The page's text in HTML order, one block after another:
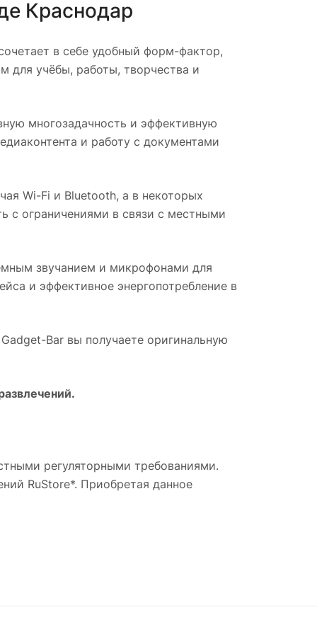
Краснодар
в себе удобный форм-фактор,
для учёбы, работы, творчества и
многозадачность и эффективную
и работу с документами
Wi-Fi и Bluetooth, а в некоторых
с ограничениями в связи с местными
звучанием и микрофонами для
и эффективное энергопотребление в
Bar вы получаете оригинальную
регуляторными требованиями.
RuStore*. Приобретая данное